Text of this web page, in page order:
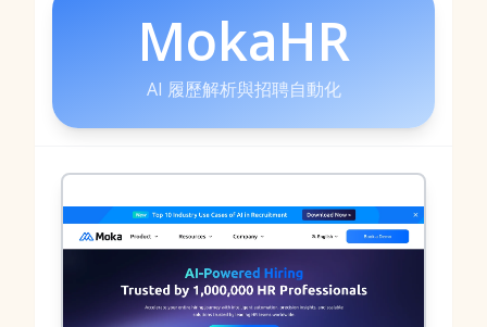
MokaHR
AI 履歷解析與招聘自動化